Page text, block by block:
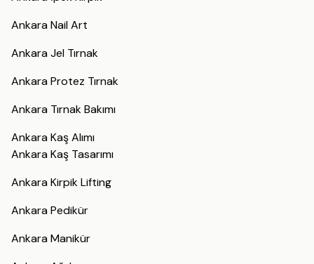
Ankara Nail Art
Ankara Jel Tırnak
Ankara Protez Tırnak
Ankara Tırnak Bakımı
Ankara Kaş Alımı
Ankara Kaş Tasarımı
Ankara Kirpik Lifting
Ankara Pedikür
Ankara Manikür